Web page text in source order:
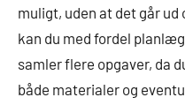
muligt, uden at det går
kan du med fordel
samler flere opgaver, da
både materialer og